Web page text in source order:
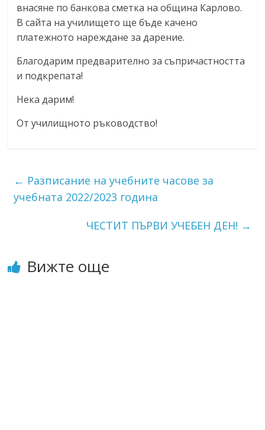
внасяне по банкова сметка на община Карлово.
В сайта на училището ще бъде качено
платежното нареждане за дарение.
Благодарим предварително за съпричастността
и подкрепата!
Нека дарим!
От училищното ръководство!
← Разписание на учебните часове за
учебната 2022/2023 година
ЧЕСТИТ ПЪРВИ УЧЕБЕН ДЕН! →
Вижте още